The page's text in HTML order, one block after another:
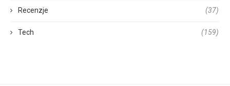
Recenzje (37)
Tech (159)